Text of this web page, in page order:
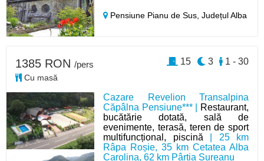
Pensiune Pianu de Sus,Județul Alba
Cazare Revelion Transalpina
Căpâlna Pensiune*** |
Restaurant,
bucătărie dotată, sală de
evenimente, terasă, teren de sport
multifuncțional, piscină | 25 km
Râpa Roșie, 35 km Cetatea Alba
Carolina, 62 km Pârtia Șureanu
1385 RON /pers
Cu masă
1 - 30
3
15